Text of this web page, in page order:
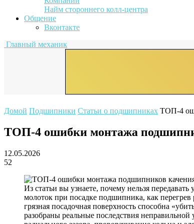
Найм стороннего колл-центра
Общение
Вконтакте
Главный механик
Домой Подшипники Статьи о подшипниках ТОП-4
ТОП-4 ошибки монтажа
12.05.2026
52
Из статьи вы узнаете, почему нельзя
молоток при посадке подшипника, как перегрев
грязная посадочная поверхность способна
разобраны реальные последствия